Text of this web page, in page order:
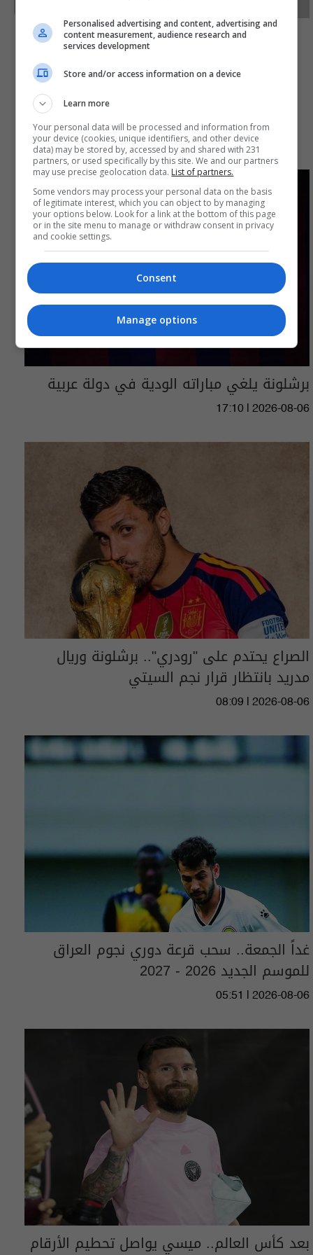
الأرجنتين
اخترنا لك
برشلونة يلغي مباراته الودية في دولة عربية
17:10 | 2026-08-06
الصراع يحتدم على "رودري".. برشلونة وريال
مدريد بانتظار قرار نجم السيتي
08:09 | 2026-08-06
غداً الجمعة.. سحب قرعة دوري نجوم العراق
للموسم الجديد 2026 - 2027
05:51 | 2026-08-06
بعد كأس العالم.. ميسي يواصل تحطيم الأرقام
Personalised advertising and content, advertising and
content measurement, audience research and
services development
Store and/or access information on a device
Learn more
Your personal data will be processed and information from
your device (cookies, unique identifiers, and other device
data) may be stored by, accessed by and shared with 231
partners, or used specifically by this site. We and our partners
may use precise geolocation data. List of partners.
Some vendors may process your personal data on the basis
of legitimate interest, which you can object to by managing
your options below. Look for a link at the bottom of this page
or in the site menu to manage or withdraw consent in privacy
and cookie settings.
Consent
Manage options